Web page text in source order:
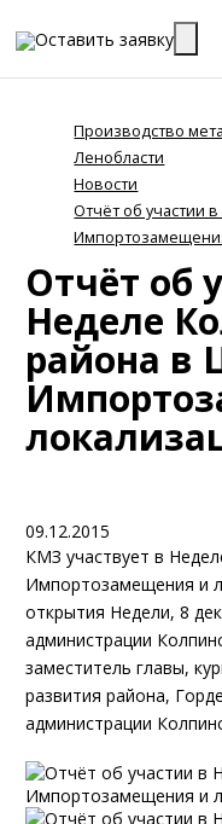
Оставить заявку
Производство
Ленобласти
Новости
Отчёт об участии
Отчёт об
Неделе
района в
09.12.2015
КМЗ участвует в
Импортозамещения и
открытия Недели, 8
администрации
заместитель главы,
развития района,
администрации